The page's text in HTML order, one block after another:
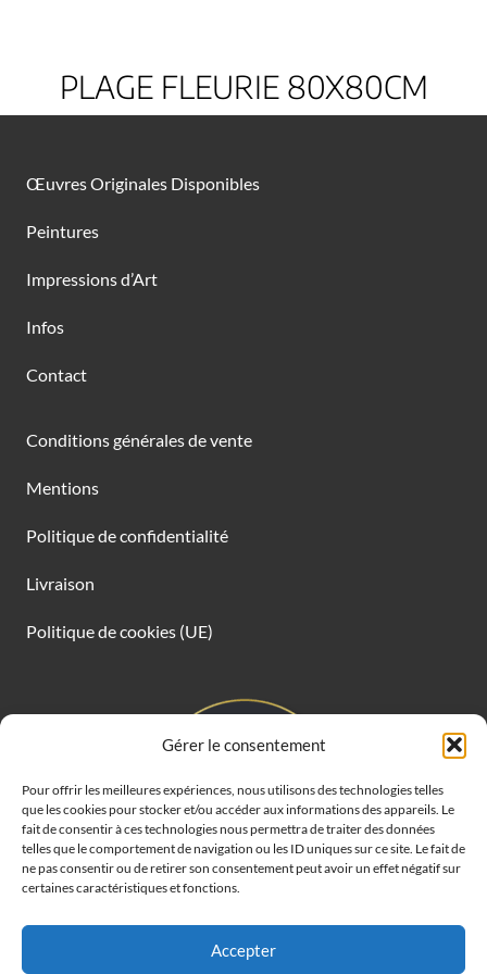
Gérer le consentement
Pour offrir les meilleures expériences, nous utilisons des technologies telles
que les cookies pour stocker et/ou accéder aux informations des appareils. Le
fait de consentir à ces technologies nous permettra de traiter des données
telles que le comportement de navigation ou les ID uniques sur ce site. Le fait de
ne pas consentir ou de retirer son consentement peut avoir un effet négatif sur
certaines caractéristiques et fonctions.
Accepter
PLAGE FLEURIE 80X80CM
Œuvres Originales Disponibles
Peintures
Impressions d’Art
Infos
Contact
Conditions générales de vente
Mentions
Politique de confidentialité
Livraison
Politique de cookies (UE)